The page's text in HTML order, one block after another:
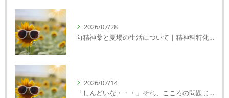
2026/07/28
向精神薬と夏場の生活について｜精神科特化訪問看護ミント【明石市・神戸市垂水区・神戸市西区】
2026/07/14
「しんどいな・・・」それ、こころの問題じゃないかもしれません｜精神科特化訪問看護ミント【明石市・神戸市西区・垂水区】